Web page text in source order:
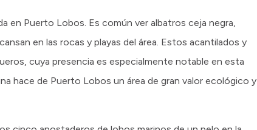
en Puerto Lobos. Es común ver albatros ceja negra,
en las rocas y playas del área. Estos acantilados y
cuya presencia es especialmente notable en esta
hace de Puerto Lobos un área de gran valor ecológico y